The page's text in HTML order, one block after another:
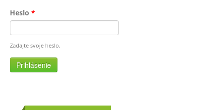
Heslo *
Zadajte svoje heslo.